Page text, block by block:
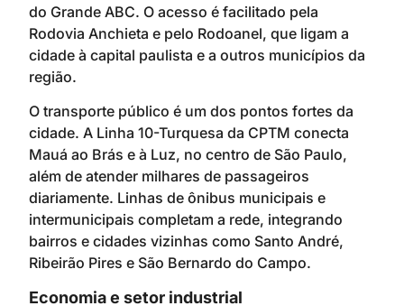
do Grande ABC. O acesso é facilitado pela
Rodovia Anchieta e pelo Rodoanel, que ligam a
cidade à capital paulista e a outros municípios da
região.
O transporte público é um dos pontos fortes da
cidade. A Linha 10-Turquesa da CPTM conecta
Mauá ao Brás e à Luz, no centro de São Paulo,
além de atender milhares de passageiros
diariamente. Linhas de ônibus municipais e
intermunicipais completam a rede, integrando
bairros e cidades vizinhas como Santo André,
Ribeirão Pires e São Bernardo do Campo.
Economia e setor industrial